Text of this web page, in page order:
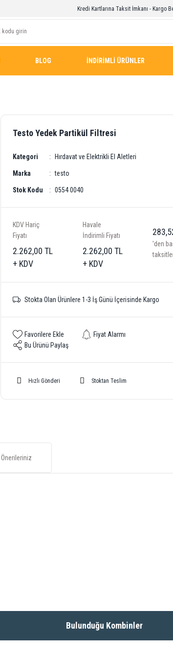
Kredi Kartlarına Taksit İmkanı - Kargo
BLOG İNDİRİMLİ ÜRÜNLER
Testo Yedek Partikül Filtresi
Kategori Hırdavat ve Elektrikli El Aletleri
Marka testo
Stok Kodu 0554 0040
KDV Hariç
Fiyatı
2.262,00 TL
+ KDV
Havale
İndirimli Fiyatı
2.262,00 TL
+ KDV
'den
Stokta Olan Ürünlere 1-3 İş Günü İçerisinde Kargo
Fiyat Alarmı
Bu Ürünü Paylaş
Hızlı Gönderi Stoktan Teslim
Önerileriniz
Bulunduğu Kombinler